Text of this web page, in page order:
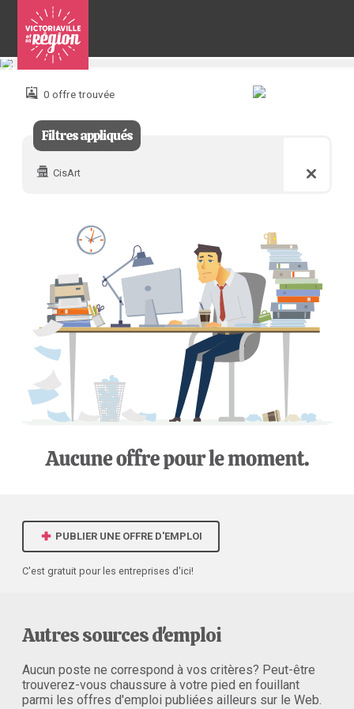
Pour
joindre 0 offre trouvée
Filtres appliqués
CisArt
PUBLIER UNE OFFRE D'EMPLOI
C'est gratuit pour les entreprises d'ici!
Autres sources d'emploi
Aucun poste ne correspond à vos critères? Peut-être
trouverez-vous chaussure à votre pied en fouillant
parmi les offres d'emploi publiées ailleurs sur le Web.